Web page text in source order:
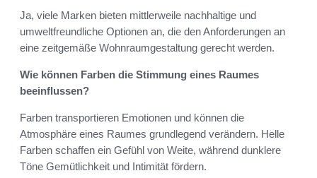
Ja, viele Marken bieten mittlerweile nachhaltige und
umweltfreundliche Optionen an, die den Anforderungen an
eine zeitgemäße Wohnraumgestaltung gerecht werden.
Wie können Farben die Stimmung eines Raumes
beeinflussen?
Farben transportieren Emotionen und können die
Atmosphäre eines Raumes grundlegend verändern. Helle
Farben schaffen ein Gefühl von Weite, während dunklere
Töne Gemütlichkeit und Intimität fördern.